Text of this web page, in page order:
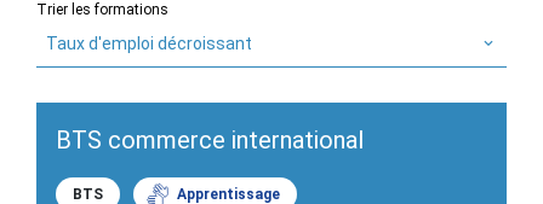
Trier les formations
Taux d'emploi décroissant
BTS commerce international
BTS Apprentissage